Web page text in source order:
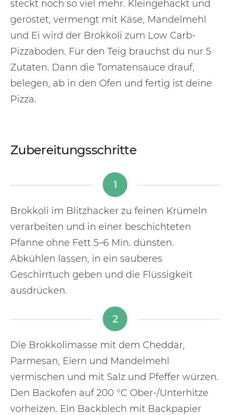
steckt noch so viel mehr. Kleingehackt und
geröstet, vermengt mit Käse, Mandelmehl
und Ei wird der Brokkoli zum Low Carb-
Pizzaboden. Für den Teig brauchst du nur 5
Zutaten. Dann die Tomatensauce drauf,
belegen, ab in den Ofen und fertig ist deine
Pizza.
Zubereitungsschritte
1
Brokkoli im Blitzhacker zu feinen Krümeln
verarbeiten und in einer beschichteten
Pfanne ohne Fett 5–6 Min. dünsten.
Abkühlen lassen, in ein sauberes
Geschirrtuch geben und die Flüssigkeit
ausdrücken.
2
Die Brokkolimasse mit dem Cheddar,
Parmesan, Eiern und Mandelmehl
vermischen und mit Salz und Pfeffer würzen.
Den Backofen auf 200 °C Ober-/Unterhitze
vorheizen. Ein Backblech mit Backpapier